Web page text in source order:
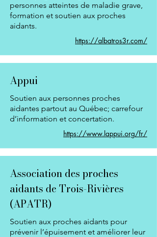
personnes atteintes de maladie grave,
formation et soutien aux proches
aidants.
https://albatros3r.com/
Appui
Soutien aux personnes proches
aidantes partout au Québec; carrefour
d’information et concertation.
https://www.lappui.org/fr/
Association des proches
aidants de Trois-Rivières
(APATR)
Soutien aux proches aidants pour
prévenir l’épuisement et améliorer leur